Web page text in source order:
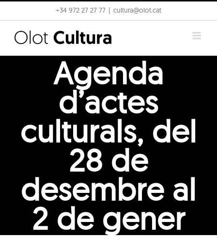
to
content
+34 972 27 27 77 cultura@olot.cat
Agenda
d’actes
culturals, del
28 de
desembre al
2 de gener